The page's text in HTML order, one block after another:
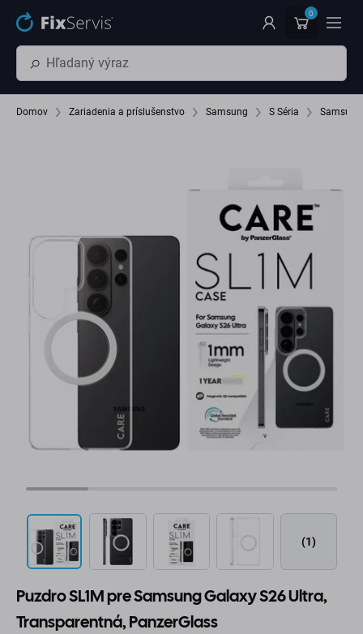
Preskočiť na hlavný obsah 0
Domov Zariadenia a príslušenstvo Samsung S Séria
(1)
Puzdro SL1M pre Samsung Galaxy S26 Ultra,
Transparentná, PanzerGlass